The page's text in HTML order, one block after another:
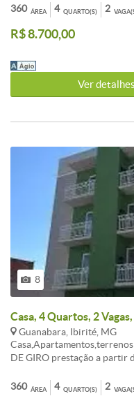
compra. ATENDIMENTO EM
BANCO CENTRAL. fotos
OPORTUNIDADE!!! LIGUE
n: 2055 BH-MG
ÁREA
360 QUARTO(S)
4 2
R$ 8.700,00
Ver
8
Casa, 4 Quartos, 2
Guanabara, Ibirité, MG
DE GIRO prestação a partir
compra. ATENDIMENTO EM
BANCO CENTRAL. fotos
ÁREA
360 QUARTO(S)
4 2